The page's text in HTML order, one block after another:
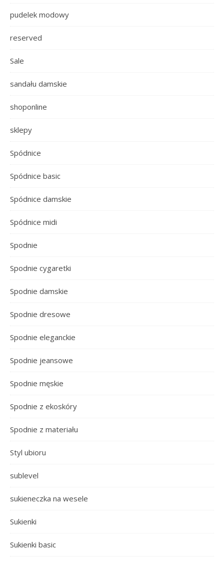
pudelek modowy
reserved
Sale
sandału damskie
shoponline
sklepy
Spódnice
Spódnice basic
Spódnice damskie
Spódnice midi
Spodnie
Spodnie cygaretki
Spodnie damskie
Spodnie dresowe
Spodnie eleganckie
Spodnie jeansowe
Spodnie męskie
Spodnie z ekoskóry
Spodnie z materiału
Styl ubioru
sublevel
sukieneczka na wesele
Sukienki
Sukienki basic